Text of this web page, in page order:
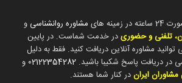
زمینه های مشاوره روانشناسی و
تلفنی و حضوریدر خدمت شماست. در پایین
مشاوره آنلاین دریافت کنید. فقط به دلیل
در دریافت پاسخ شکیبا باشید. 02122354282 و
مشاوران ایراندر کنار شما هستند.